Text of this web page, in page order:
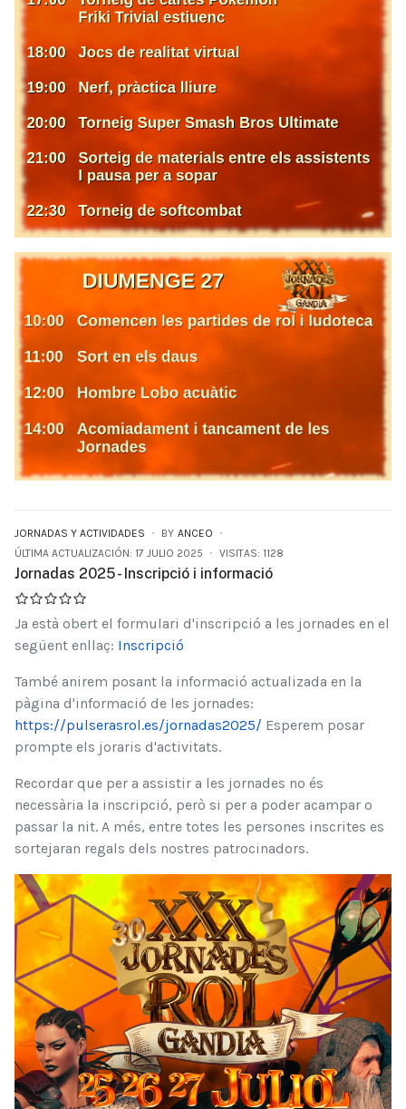
JORNADAS Y ACTIVIDADES BY ANCEO
ÚLTIMA ACTUALIZACIÓN: 17 JULIO 2025
VISITAS: 1128
Jornadas 2025 - Inscripció i informació
Ja està obert el formulari d'inscripció a les jornades en el
següent enllaç: Inscripció
També anirem posant la informació actualizada en la
pàgina d'informació de les jornades:
https://pulserasrol.es/jornadas2025/ Esperem posar
prompte els joraris d'activitats.
Recordar que per a assistir a les jornades no és
necessària la inscripció, però si per a poder acampar o
passar la nit. A més, entre totes les persones inscrites es
sortejaran regals dels nostres patrocinadors.